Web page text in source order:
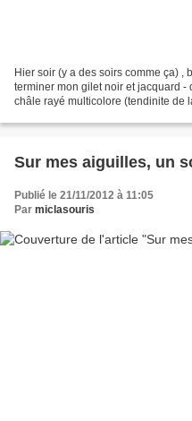
Hier soir (y a des soirs comme ça) ,
terminer mon gilet noir et jacquard
châle rayé multicolore (tendinite de
Sur mes aiguilles, un
Publié le 21/11/2012 à 11:05
Par miclasouris